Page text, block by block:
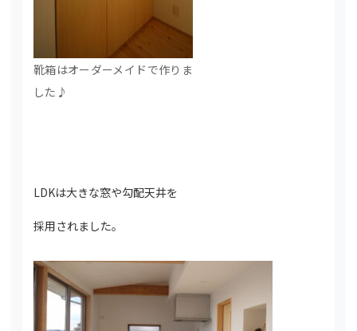
靴箱はオーダーメイドで作りま
した♪
LDKは大きな窓や勾配天井を
採用されました。